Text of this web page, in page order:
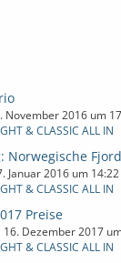
November 2016 um
& CLASSIC ALL IN
Norwegische
Januar 2016 um 14:22
& CLASSIC ALL IN
Preise
16. Dezember 2017
& CLASSIC ALL IN